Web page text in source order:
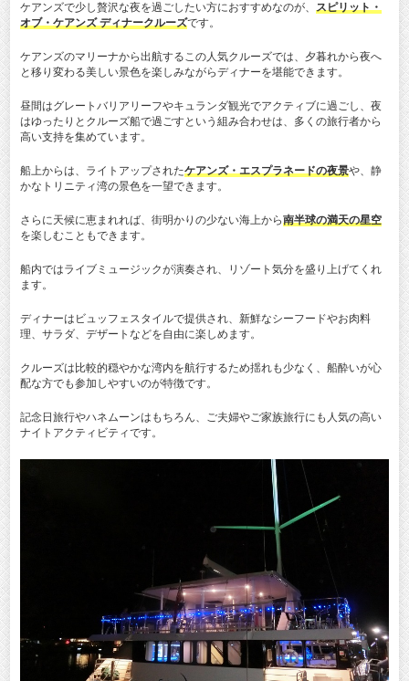
ケアンズで少し贅沢な夜を過ごしたい方におすすめなのが、 スピリット・
オブ・ケアンズ ディナークルーズです。
ケアンズのマリーナから出航するこの人気クルーズでは、夕暮れから夜へ
と移り変わる美しい景色を楽しみながらディナーを堪能できます。
昼間はグレートバリアリーフやキュランダ観光でアクティブに過ごし、夜
はゆったりとクルーズ船で過ごすという組み合わせは、多くの旅行者から
高い支持を集めています。
船上からは、ライトアップされたケアンズ・エスプラネードの夜景や、静
かなトリニティ湾の景色を一望できます。
さらに天候に恵まれれば、街明かりの少ない海上から南半球の満天の星空
を楽しむこともできます。
船内ではライブミュージックが演奏され、リゾート気分を盛り上げてくれ
ます。
ディナーはビュッフェスタイルで提供され、新鮮なシーフードやお肉料
理、サラダ、デザートなどを自由に楽しめます。
クルーズは比較的穏やかな湾内を航行するため揺れも少なく、船酔いが心
配な方でも参加しやすいのが特徴です。
記念日旅行やハネムーンはもちろん、ご夫婦やご家族旅行にも人気の高い
ナイトアクティビティです。